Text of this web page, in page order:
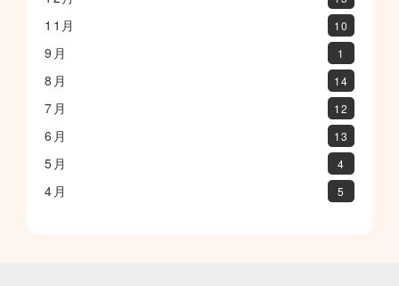
11月 10
9月 1
8月 14
7月 12
6月 13
5月 4
4月 5